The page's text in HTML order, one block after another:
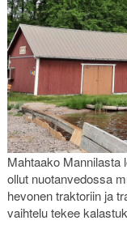
Mahtaako Mannilasta
ollut nuotanvedossa
hevonen traktoriin ja
vaihtelu tekee